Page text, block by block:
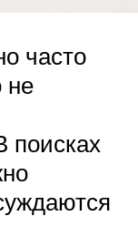
часто
не
поисках